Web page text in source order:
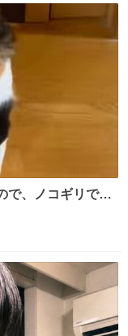
で、ノコギリで無
ろ専用の猫のれ